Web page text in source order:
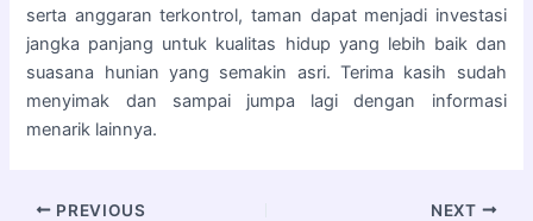
serta anggaran terkontrol, taman dapat menjadi investasi
jangka panjang untuk kualitas hidup yang lebih baik dan
suasana hunian yang semakin asri. Terima kasih sudah
menyimak dan sampai jumpa lagi dengan informasi
menarik lainnya.
PREVIOUS NEXT